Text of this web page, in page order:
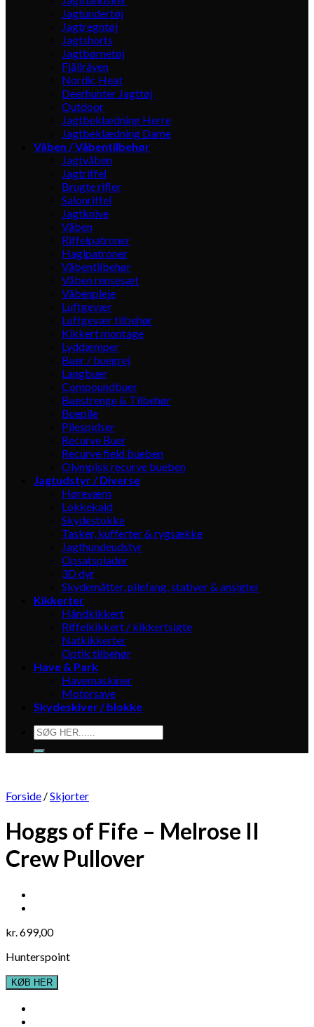
Jagtundertøj
Jagtregntøj
Jagtshorts
Jagtbørnetøj
Fjällräven
Nordic Heat
Deerhunter Jagttøj
Outdoor
Jagtbeklædning Herre
Jagtbeklædning Dame
Våben / Våbentilbehør
Jagtvåben
Jagtriffel
Brugte rifler
Salonriffel
Jagtknive
Våben
Riffelpatroner
Haglpatroner
Våbentilbehør
Våben rensesæt
Våbenpleje
Luftgevær
Luftgevær tilbehør
Kikkert montage
Lyddæmper
Buer / buegrej
Langbuer
Compoundbuer
Buestrenge & Tilbehør
Buepile
Pilespidser
Recurve Buer
Recurve field bueben
Olympisk recurve bueben
Jagtudstyr / Diverse
Høreværn
Lokkekald
Skydestokke
Tasker, kufferter & rygsække
Jagthundeudstyr
Opsatsplader
3D dyr
Skydemåtter, pilefang, stativer & ansigter
Kikkerter
Håndkikkert
Riffelkikkert / kikkertsigte
Natkikkerter
Optik tilbehør
Have & Park
Havemaskiner
Motorsave
Skydeskiver / blokke
Søg
efter:
Forside /Skjorter
Hoggs of Fife – Melrose II
Crew Pullover
kr.699,00
Hunterspoint
KØB HER